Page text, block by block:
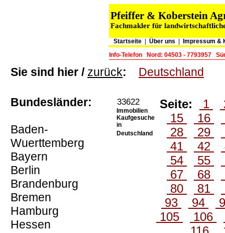
Pfeiffer & Koberstein
Fachmakler für
Startseite| Über uns
Impressum &
Info-Telefon
Nord: 04503 - 7793957
Sie sind hier / zurück: Deutschland
Bundesländer:
Baden-
Wuerttemberg
Bayern
Berlin
Brandenburg
Bremen
Hamburg
Hessen
33622
Immobilien
Kaufgesuche
in
Deutschland
Seite: 1
15
16
28
29
41
42
54
55
67
68
80
81
93
94
105
106